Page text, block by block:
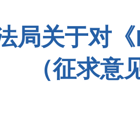
局关于对
（征求